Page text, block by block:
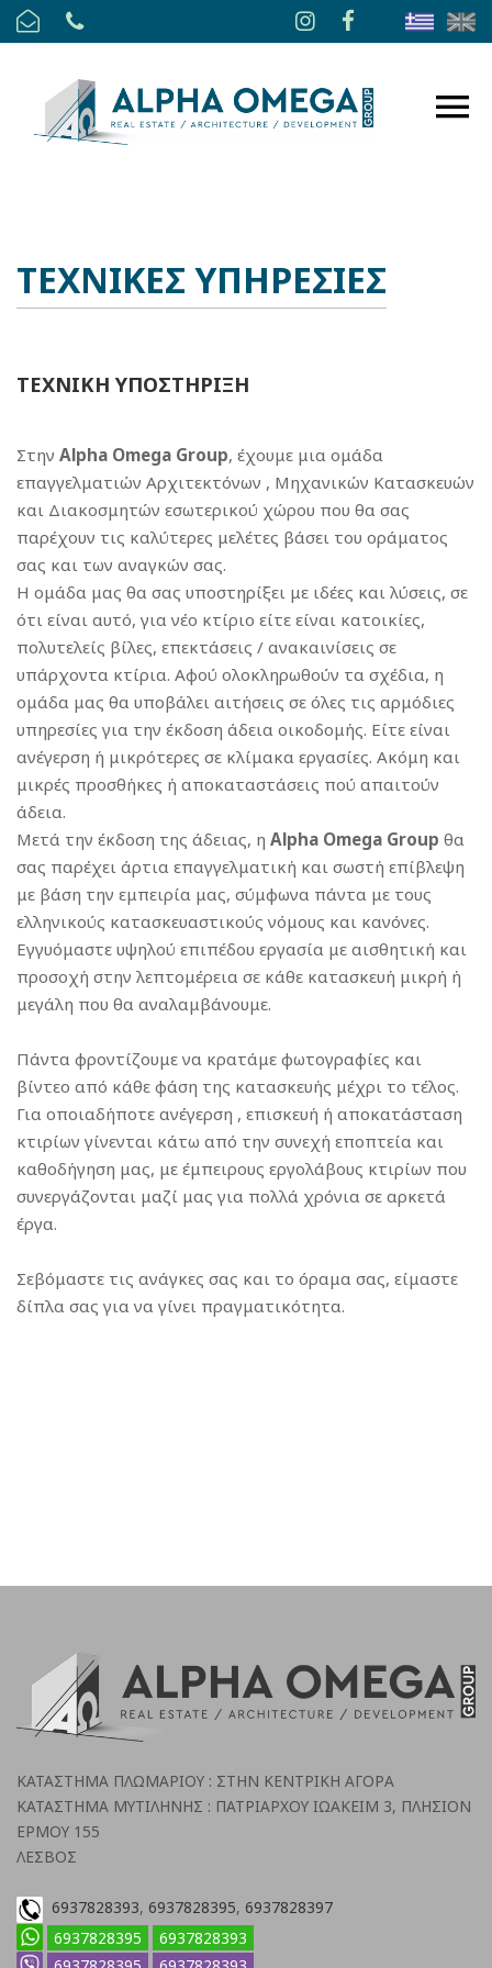
ΤΕΧΝΙΚΕΣ ΥΠΗΡΕΣΙΕΣ
ΤΕΧΝΙΚΗ ΥΠΟΣΤΗΡΙΞΗ
Στην Alpha Omega Group, έχουμε μια ομάδα
επαγγελματιών Αρχιτεκτόνων , Μηχανικών Κατασκευών
και Διακοσμητών εσωτερικού χώρου που θα σας
παρέχουν τις καλύτερες μελέτες βάσει του οράματος
σας και των αναγκών σας.
Η ομάδα μας θα σας υποστηρίξει με ιδέες και λύσεις, σε
ότι είναι αυτό, για νέο κτίριο είτε είναι κατοικίες,
πολυτελείς βίλες, επεκτάσεις / ανακαινίσεις σε
υπάρχοντα κτίρια. Αφού ολοκληρωθούν τα σχέδια, η
ομάδα μας θα υποβάλει αιτήσεις σε όλες τις αρμόδιες
υπηρεσίες για την έκδοση άδεια οικοδομής. Είτε είναι
ανέγερση ή μικρότερες σε κλίμακα εργασίες. Ακόμη και
μικρές προσθήκες ή αποκαταστάσεις πού απαιτούν
άδεια.
Μετά την έκδοση της άδειας, η Alpha Omega Group θα
σας παρέχει άρτια επαγγελματική και σωστή επίβλεψη
με βάση την εμπειρία μας, σύμφωνα πάντα με τους
ελληνικούς κατασκευαστικούς νόμους και κανόνες.
Εγγυόμαστε υψηλού επιπέδου εργασία με αισθητική και
προσοχή στην λεπτομέρεια σε κάθε κατασκευή μικρή ή
μεγάλη που θα αναλαμβάνουμε.
Πάντα φροντίζουμε να κρατάμε φωτογραφίες και
βίντεο από κάθε φάση της κατασκευής μέχρι το τέλος.
Για οποιαδήποτε ανέγερση , επισκευή ή αποκατάσταση
κτιρίων γίνενται κάτω από την συνεχή εποπτεία και
καθοδήγηση μας, με έμπειρους εργολάβους κτιρίων που
συνεργάζονται μαζί μας για πολλά χρόνια σε αρκετά
έργα.
Σεβόμαστε τις ανάγκες σας και το όραμα σας, είμαστε
δίπλα σας για να γίνει πραγματικότητα.
ΚΑΤΑΣΤΗΜΑ ΠΛΩΜΑΡΙΟΥ : ΣΤΗΝ ΚΕΝΤΡΙΚΗ ΑΓΟΡΑ
ΚΑΤΑΣΤΗΜΑ ΜΥΤΙΛΗΝΗΣ : ΠΑΤΡΙΑΡΧΟΥ ΙΩΑΚΕΙΜ 3, ΠΛΗΣΙΟΝ
ΕΡΜΟΥ 155
ΛΕΣΒΟΣ
6937828393, 6937828395, 6937828397
6937828395
6937828393